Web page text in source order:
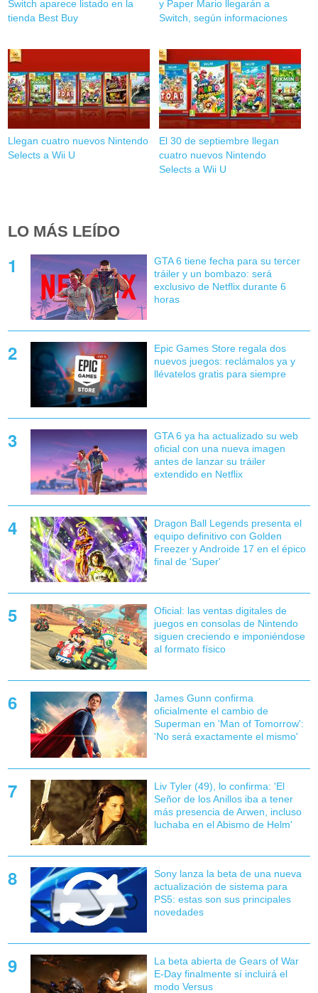
Switch aparece listado en la
tienda Best Buy
y Paper Mario llegarán a
Switch, según informaciones
Llegan cuatro nuevos Nintendo
Selects a Wii U
El 30 de septiembre llegan
cuatro nuevos Nintendo
Selects a Wii U
LO MÁS LEÍDO
GTA 6 tiene fecha para su tercer
tráiler y un bombazo: será
exclusivo de Netflix durante 6
horas
Epic Games Store regala dos
nuevos juegos: reclámalos ya y
llévatelos gratis para siempre
GTA 6 ya ha actualizado su web
oficial con una nueva imagen
antes de lanzar su tráiler
extendido en Netflix
Dragon Ball Legends presenta el
equipo definitivo con Golden
Freezer y Androide 17 en el épico
final de 'Super'
Oficial: las ventas digitales de
juegos en consolas de Nintendo
siguen creciendo e imponiéndose
al formato físico
James Gunn confirma
oficialmente el cambio de
Superman en 'Man of Tomorrow':
'No será exactamente el mismo'
Liv Tyler (49), lo confirma: 'El
Señor de los Anillos iba a tener
más presencia de Arwen, incluso
luchaba en el Abismo de Helm'
Sony lanza la beta de una nueva
actualización de sistema para
PS5: estas son sus principales
novedades
La beta abierta de Gears of War
E-Day finalmente sí incluirá el
modo Versus